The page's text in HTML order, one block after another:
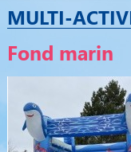
MULTI-
Fond marin